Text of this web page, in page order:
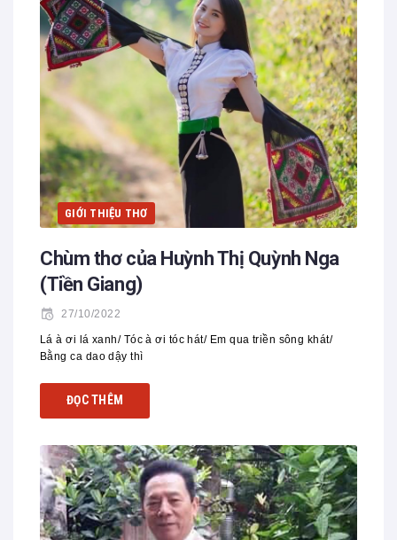
GIỚI THIỆU THƠ
Chùm thơ của Huỳnh Thị Quỳnh Nga
(Tiền Giang)
27/10/2022
Lá à ơi lá xanh/ Tóc à ơi tóc hát/ Em qua triền sông khát/
Bằng ca dao dậy thì
ĐỌC THÊM